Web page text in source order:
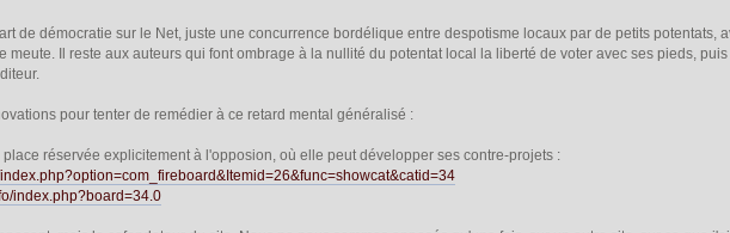
de démocratie sur le Net, juste une concurrence bordélique entre despotisme locaux par de petits potentats,
meute. Il reste aux auteurs qui font ombrage à la nullité du potentat local la liberté de voter avec ses pieds,
pour tenter de remédier à ce retard mental généralisé :
réservée explicitement à l'opposion, où elle peut développer ses contre-projets :
index.php?board=34.0